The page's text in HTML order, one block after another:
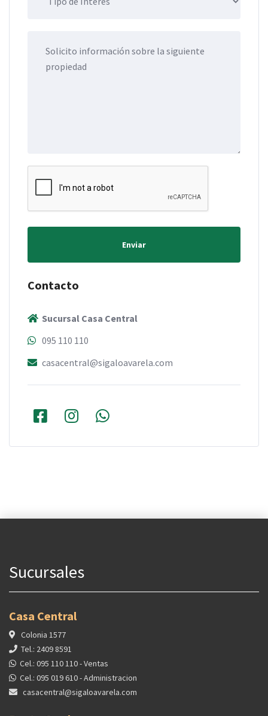
Enviar
Contacto
Sucursal Casa Central
095 110 110
casacentral@sigaloavarela.com
Sucursales
Casa Central
Colonia 1577
Tel.: 2409 8591
Cel.: 095 110 110 - Ventas
Cel.: 095 019 610 - Administracion
casacentral@sigaloavarela.com